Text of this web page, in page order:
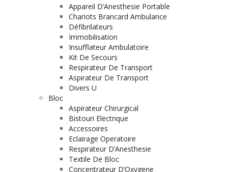
Appareil D’Anesthesie Portable
Chariots Brancard Ambulance
Défibrilateurs
Immobilisation
Insufflateur Ambulatoire
Kit De Secours
Respirateur De Transport
Aspirateur De Transport
Divers U
Bloc
Aspirateur Chirurgical
Bistouri Electrique
Accessoires
Eclairage Operatoire
Respirateur D’Anesthesie
Textile De Bloc
Concentrateur D’Oxygene